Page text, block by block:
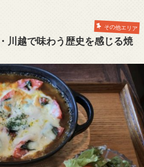
その他エリア
越で味わう歴史を感じる焼